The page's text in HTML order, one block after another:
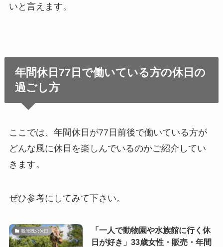
いと言えます。
年間休日77日で働いている方の休日の
過ごし方
ここでは、年間休日が77日前後で働いている方が
どんな風に休日を楽しんでいるのかご紹介してい
きます。
ぜひ参考にしてみて下さい。
販売職の休日
「一人で動物園や水族館に行く休
日が好き」33歳女性・販売・年間